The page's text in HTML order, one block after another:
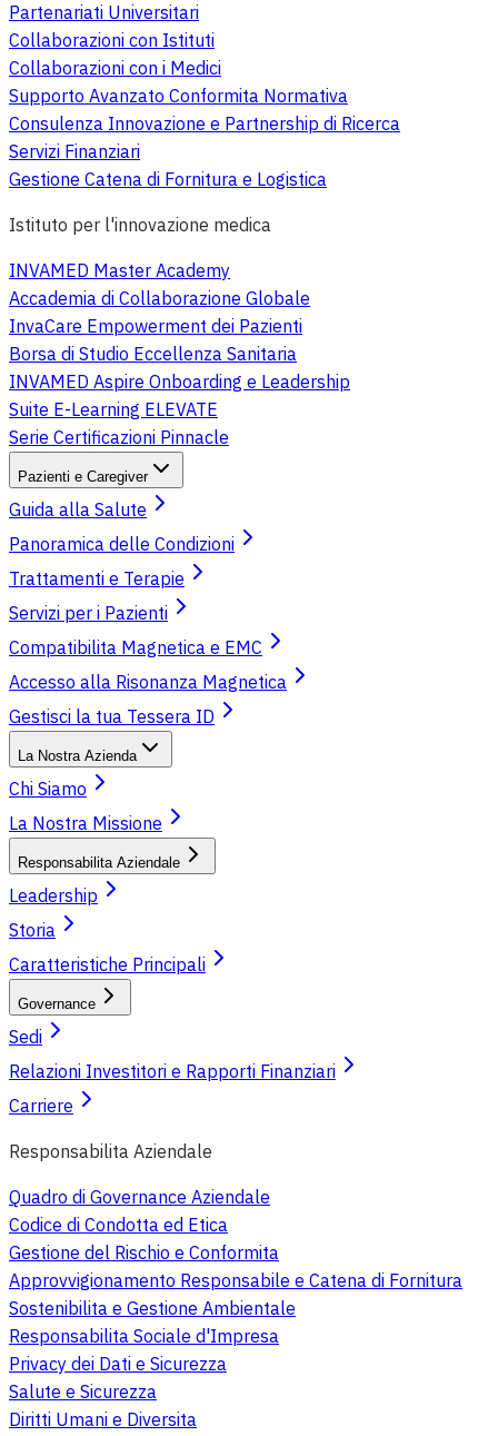
Partenariati Universitari
Collaborazioni con Istituti
Collaborazioni con i Medici
Supporto Avanzato Conformita Normativa
Consulenza Innovazione e Partnership di Ricerca
Servizi Finanziari
Gestione Catena di Fornitura e Logistica
Istituto per l'innovazione medica
INVAMED Master Academy
Accademia di Collaborazione Globale
InvaCare Empowerment dei Pazienti
Borsa di Studio Eccellenza Sanitaria
INVAMED Aspire Onboarding e Leadership
Suite E-Learning ELEVATE
Serie Certificazioni Pinnacle
Pazienti e Caregiver
Guida alla Salute
Panoramica delle Condizioni
Trattamenti e Terapie
Servizi per i Pazienti
Compatibilita Magnetica e EMC
Accesso alla Risonanza Magnetica
Gestisci la tua Tessera ID
La Nostra Azienda
Chi Siamo
La Nostra Missione
Responsabilita Aziendale
Leadership
Storia
Caratteristiche Principali
Governance
Sedi
Relazioni Investitori e Rapporti Finanziari
Carriere
Responsabilita Aziendale
Quadro di Governance Aziendale
Codice di Condotta ed Etica
Gestione del Rischio e Conformita
Approvvigionamento Responsabile e Catena di Fornitura
Sostenibilita e Gestione Ambientale
Responsabilita Sociale d'Impresa
Privacy dei Dati e Sicurezza
Salute e Sicurezza
Diritti Umani e Diversita